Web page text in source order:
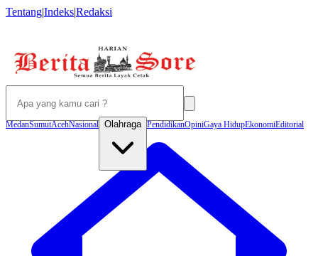
Tentang|Indeks|Redaksi
MedanSumutAcehNasional Olahraga PendidikanOpiniGaya HidupEkonomiEditorial